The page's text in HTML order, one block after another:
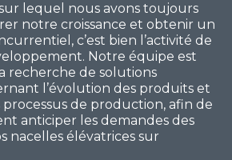
lequel nous avons toujours
notre croissance et obtenir un
c’est bien l’activité de
Notre équipe est
recherche de solutions
l’évolution des produits et
processus de production, afin de
anticiper les demandes des
nacelles élévatrices sur